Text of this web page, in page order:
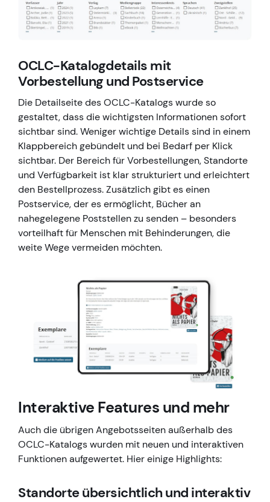
OCLC-Katalogdetails mit
Vorbestellung und Postservice
Die Detailseite des OCLC-Katalogs wurde so
gestaltet, dass die wichtigsten Informationen sofort
sichtbar sind. Weniger wichtige Details sind in einem
Klappbereich gebündelt und bei Bedarf per Klick
sichtbar. Der Bereich für Vorbestellungen, Standorte
und Verfügbarkeit ist klar strukturiert und erleichtert
den Bestellprozess. Zusätzlich gibt es einen
Postservice, der es ermöglicht, Bücher an
nahegelegene Poststellen zu senden – besonders
vorteilhaft für Menschen mit Behinderungen, die
weite Wege vermeiden möchten.
Interaktive Features und mehr
Auch die übrigen Angebotsseiten außerhalb des
OCLC-Katalogs wurden mit neuen und interaktiven
Funktionen aufgewertet. Hier einige Highlights:
Standorte übersichtlich und interaktiv